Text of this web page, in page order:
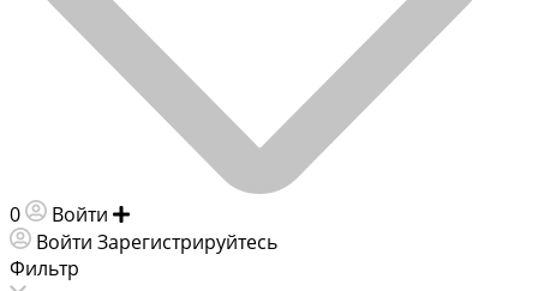
0 Войти
Войти Зарегистрируйтесь
Фильтр